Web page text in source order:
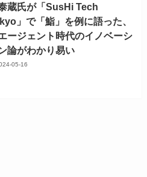
蔵氏が「SusHi Tech
」で「鮨」を例に語った、
ージェント時代のイノベーシ
論がわかり易い
05-16